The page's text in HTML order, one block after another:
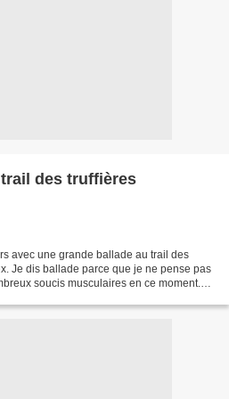
des truffières
avec une grande ballade au trail des
Je dis ballade parce que je ne pense pas
soucis musculaires en ce moment.